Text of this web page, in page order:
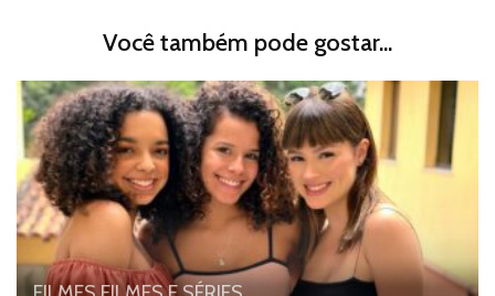
Você também pode gostar...